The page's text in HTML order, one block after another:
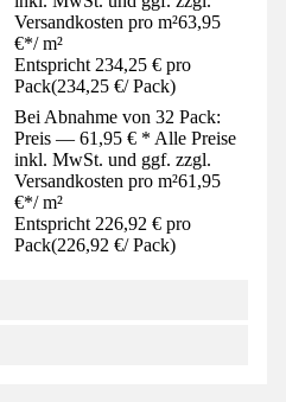
Versandkosten pro m²63,95
€*/ m²
Entspricht 234,25 € pro
Pack(234,25 €/ Pack)
Bei Abnahme von 32 Pack:
Preis — 61,95 € * Alle Preise
inkl. MwSt. und ggf. zzgl.
Versandkosten pro m²61,95
€*/ m²
Entspricht 226,92 € pro
Pack(226,92 €/ Pack)